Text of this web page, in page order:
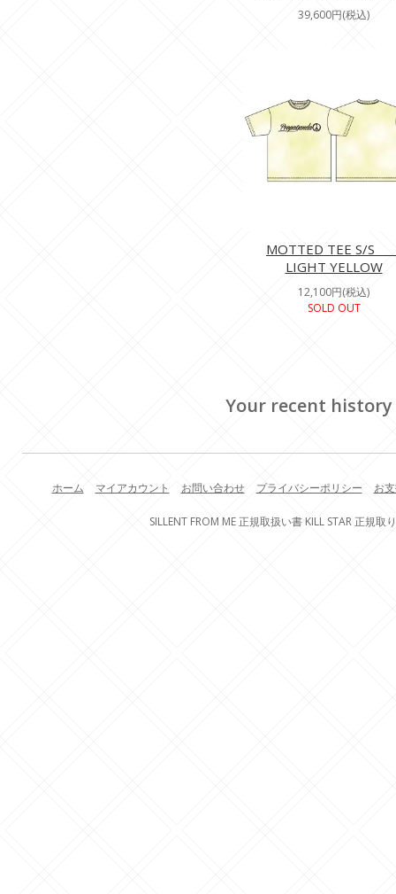
39,600円(税込)
MOTTED TEE S/
LIGHT YELLOW
12,100円(税込)
SOLD OUT
Your recent history
ホーム マイアカウント お問い合わせ プライバシーポリシー お
SILLENT FROM ME 正規取扱い書 KILL STAR 正規